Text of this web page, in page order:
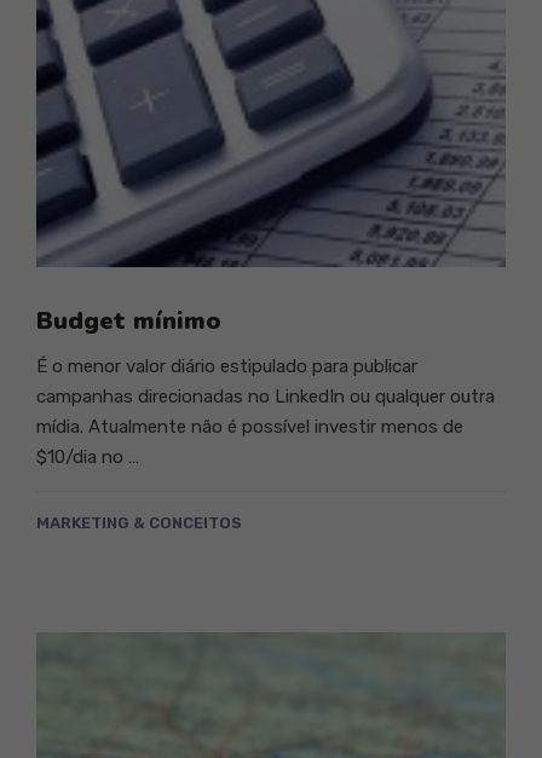
Budget mínimo
É o menor valor diário estipulado para publicar
campanhas direcionadas no LinkedIn ou qualquer outra
mídia. Atualmente não é possível investir menos de
$10/dia no …
MARKETING & CONCEITOS